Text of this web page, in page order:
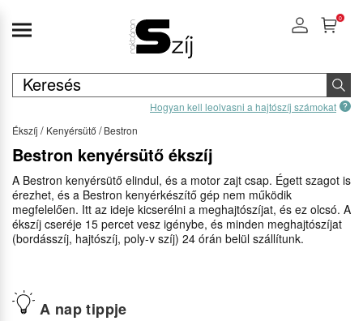
Hogyan kell leolvasni a hajtószíj számokat
0
Ékszíj Kenyérsütő Bestron
A nap tippje
Bestron kenyérsütő ékszíj
A Bestron kenyérsütő elindul, és a motor zajt csap. Égett szagot is
érezhet, és a Bestron kenyérkészítő gép nem működik
megfelelően. Itt az ideje kicserélni a meghajtószíjat, és ez olcsó. A
ékszíj cseréje 15 percet vesz igénybe, és minden meghajtószíjat
(bordásszíj, hajtószíj, poly-v szíj) 24 órán belül szállítunk.